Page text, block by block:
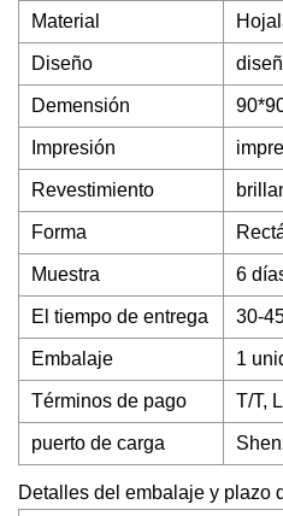
Material
Diseño
Demensión
Impresión
Revestimiento
Forma
Muestra 6
El tiempo de entrega 30-
Embalaje 1
Términos de pago T/T,
puerto de carga
Detalles del embalaje y plazo